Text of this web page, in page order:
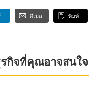
อีเมล พิมพ์
กิจที่คุณอาจสนใจ